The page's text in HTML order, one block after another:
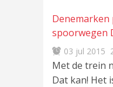
Denemarken
spoorwegen
03 jul 2015
Met de trein
Dat kan! Het